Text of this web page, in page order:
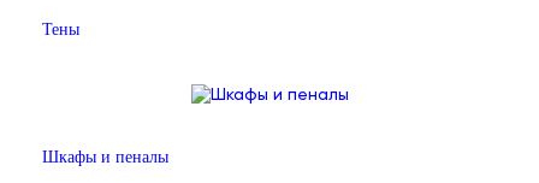
Тены
Шкафы и пеналы